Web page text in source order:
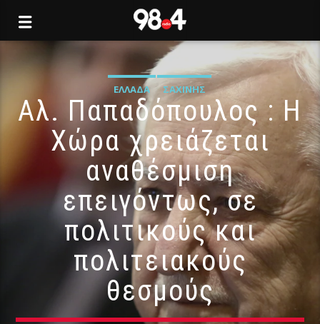
ΕΛΛΆΔΑ ΣΑΧΊΝΗΣ
Αλ. Παπαδόπουλος : Η
Χώρα χρειάζεται
αναθέσμιση
επειγόντως, σε
πολιτικούς και
πολιτειακούς
θεσμούς